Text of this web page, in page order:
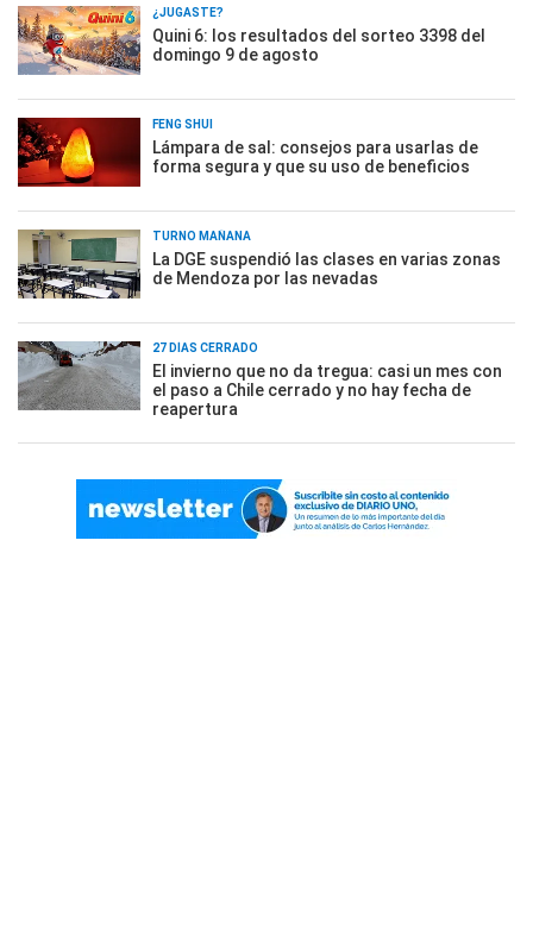
¿JUGASTE?
Quini 6: los resultados del sorteo 3398 del
domingo 9 de agosto
FENG SHUI
Lámpara de sal: consejos para usarlas de
forma segura y que su uso de beneficios
TURNO MAÑANA
La DGE suspendió las clases en varias zonas
de Mendoza por las nevadas
27 DÍAS CERRADO
El invierno que no da tregua: casi un mes con
el paso a Chile cerrado y no hay fecha de
reapertura